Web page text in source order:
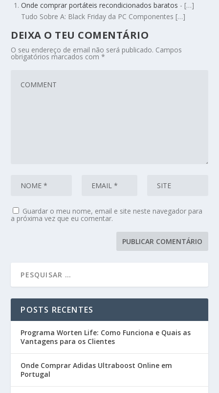
Onde comprar portáteis recondicionados baratos - […]
Tudo Sobre A: Black Friday da PC Componentes […]
DEIXA O TEU COMENTÁRIO
O seu endereço de email não será publicado. Campos
obrigatórios marcados com*
Guardar o meu nome, email e site neste navegador para
a próxima vez que eu comentar.
POSTS RECENTES
Programa Worten Life: Como Funciona e Quais as
Vantagens para os Clientes
Onde Comprar Adidas Ultraboost Online em
Portugal